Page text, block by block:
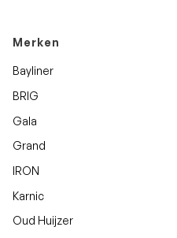
Merken
Bayliner
BRIG
Gala
Grand
IRON
Karnic
Oud Huijzer